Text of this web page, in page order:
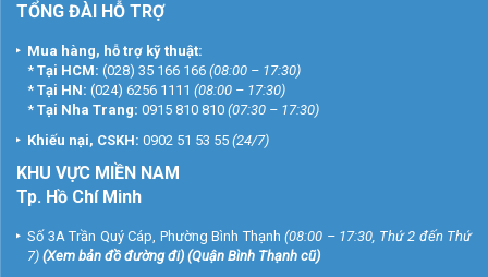
TỔNG ĐÀI HỖ TRỢ
Mua hàng, hỗ trợ kỹ thuật:
* Tại HCM: (028) 35 166 166 (08:00 – 17:30)
* Tại HN: (024) 6256 1111 (08:00 – 17:30)
* Tại Nha Trang: 0915 810 810 (07:30 – 17:30)
Khiếu nại, CSKH: 0902 51 53 55 (24/7)
KHU VỰC MIỀN NAM
Tp. Hồ Chí Minh
Số 3A Trần Quý Cáp, Phường Bình Thạnh (08:00 – 17:30, Thứ 2 đến Thứ
7) (Xem bản đồ đường đi) (Quận Bình Thạnh cũ)